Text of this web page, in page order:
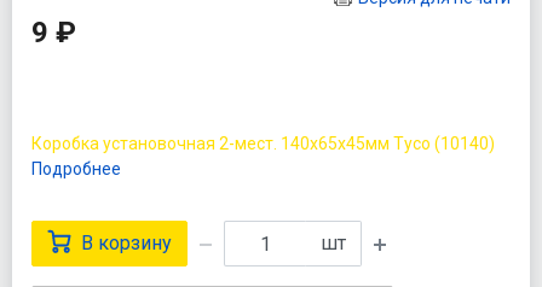
9 ₽
Коробка установочная 2-мест. 140х65х45мм Tyco (10140)
Подробнее
В корзину шт